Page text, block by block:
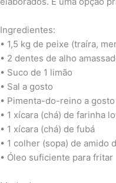
Ingredientes:
• 1,5 kg de peixe (traíra,
• 2 dentes de alho
• Suco de 1 limão
• Sal a gosto
• Pimenta-do-reino a gosto
• 1 xícara (chá) de farinha
• 1 xícara (chá) de fubá
• 1 colher (sopa) de amido
• Óleo suficiente para fritar